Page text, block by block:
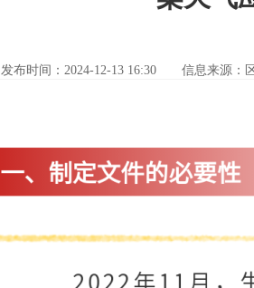
发布时间：2024-12-13 16:30 信息来源：